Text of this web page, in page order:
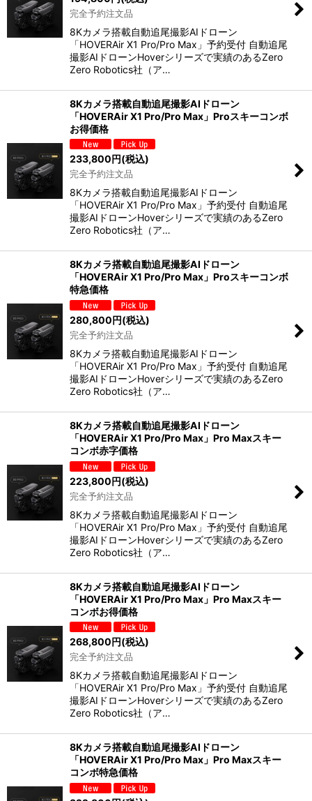
完全予約注文品
8Kカメラ搭載自動追尾撮影AIドローン
「HOVERAir X1 Pro/Pro Max」予約受付 自動追尾
撮影AIドローンHoverシリーズで実績のあるZero
Zero Robotics社（ア…
8Kカメラ搭載自動追尾撮影AIドローン
「HOVERAir X1 Pro/Pro Max」Proスキーコンボ
お得価格
233,800円(税込)
完全予約注文品
8Kカメラ搭載自動追尾撮影AIドローン
「HOVERAir X1 Pro/Pro Max」予約受付 自動追尾
撮影AIドローンHoverシリーズで実績のあるZero
Zero Robotics社（ア…
8Kカメラ搭載自動追尾撮影AIドローン
「HOVERAir X1 Pro/Pro Max」Proスキーコンボ
特急価格
280,800円(税込)
完全予約注文品
8Kカメラ搭載自動追尾撮影AIドローン
「HOVERAir X1 Pro/Pro Max」予約受付 自動追尾
撮影AIドローンHoverシリーズで実績のあるZero
Zero Robotics社（ア…
8Kカメラ搭載自動追尾撮影AIドローン
「HOVERAir X1 Pro/Pro Max」Pro Maxスキー
コンボ赤字価格
223,800円(税込)
完全予約注文品
8Kカメラ搭載自動追尾撮影AIドローン
「HOVERAir X1 Pro/Pro Max」予約受付 自動追尾
撮影AIドローンHoverシリーズで実績のあるZero
Zero Robotics社（ア…
8Kカメラ搭載自動追尾撮影AIドローン
「HOVERAir X1 Pro/Pro Max」Pro Maxスキー
コンボお得価格
268,800円(税込)
完全予約注文品
8Kカメラ搭載自動追尾撮影AIドローン
「HOVERAir X1 Pro/Pro Max」予約受付 自動追尾
撮影AIドローンHoverシリーズで実績のあるZero
Zero Robotics社（ア…
8Kカメラ搭載自動追尾撮影AIドローン
「HOVERAir X1 Pro/Pro Max」Pro Maxスキー
コンボ特急価格